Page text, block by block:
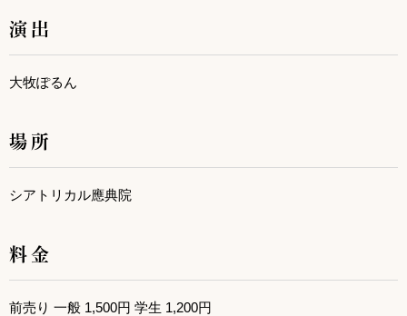
演出
大牧ぽるん
場所
シアトリカル應典院
料金
前売り 一般 1,500円 学生 1,200円